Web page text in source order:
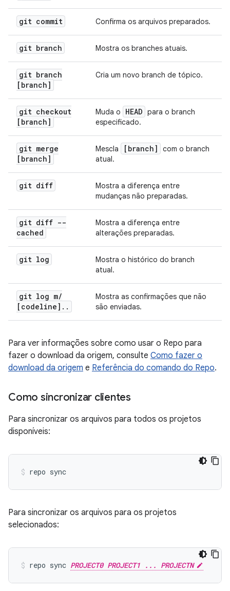
git commit Confirma os arquivos preparados.
git branch Mostra os branches atuais.
git branch
[branch]
Cria um novo branch de tópico.
git checkout
[branch]
Muda o HEAD para o branch
especificado.
git merge
[branch]
Mescla [branch]
com o branch
atual.
git diff
Mostra a diferença entre
mudanças não preparadas.
git diff --
cached
Mostra a diferença entre
alterações preparadas.
git log
Mostra o histórico do branch
atual.
git log m/
[codeline] . .
Mostra as confirmações que não
são enviadas.
Para ver informações sobre como usar o Repo para
fazer o download da origem, consulte Como fazer o
download da origem e Referência do comando do Repo.
Como sincronizar clientes
Para sincronizar os arquivos para todos os projetos
disponíveis:
repo sync
Para sincronizar os arquivos para os projetos
selecionados:
repo sync PROJECT0 PROJECT1 ... PROJECTN